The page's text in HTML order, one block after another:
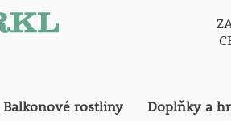
Balkonové rostliny Doplňky a